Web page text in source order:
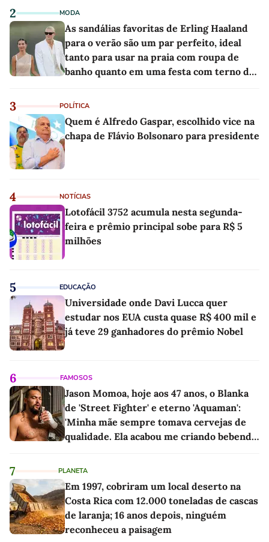
2 MODA
As sandálias favoritas de Erling Haaland
para o verão são um par perfeito, ideal
tanto para usar na praia com roupa de
banho quanto em uma festa com terno de
3 POLÍTICA
Quem é Alfredo Gaspar, escolhido vice na
chapa de Flávio Bolsonaro para presidente
4 NOTÍCIAS
Lotofácil 3752 acumula nesta segunda-
feira e prêmio principal sobe para R$ 5
milhões
5 EDUCAÇÃO
Universidade onde Davi Lucca quer
estudar nos EUA custa quase R$ 400 mil e
já teve 29 ganhadores do prêmio Nobel
6 FAMOSOS
Jason Momoa, hoje aos 47 anos, o Blanka
de 'Street Fighter' e eterno 'Aquaman':
'Minha mãe sempre tomava cervejas de
qualidade. Ela acabou me criando bebendo
7 PLANETA
Em 1997, cobriram um local deserto na
Costa Rica com 12.000 toneladas de cascas
de laranja; 16 anos depois, ninguém
reconheceu a paisagem